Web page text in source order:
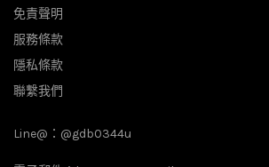
免責聲明
服務條款
隱私條款
聯繫我們
Line@： @gdb0344u